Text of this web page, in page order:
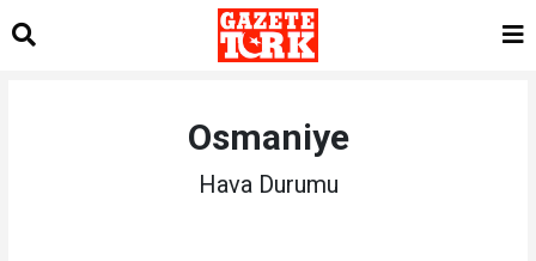
Osmaniye
Hava Durumu